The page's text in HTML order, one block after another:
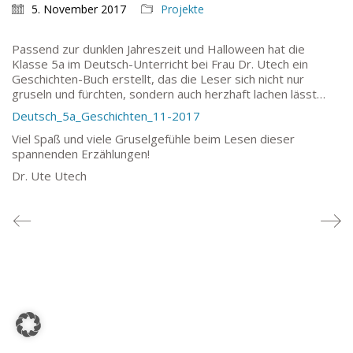
5. November 2017 Projekte
Passend zur dunklen Jahreszeit und Halloween hat die
Klasse 5a im Deutsch-Unterricht bei Frau Dr. Utech ein
Geschichten-Buch erstellt, das die Leser sich nicht nur
gruseln und fürchten, sondern auch herzhaft lachen lässt…
Deutsch_5a_Geschichten_11-2017
Viel Spaß und viele Gruselgefühle beim Lesen dieser
spannenden Erzählungen!
Dr. Ute Utech
TEL: 069-212-36869
SCHULLEITUNG
Schulleiterin:Dr. Ute Utech (OStD’n)
stellv. Schulleitung: nn
Studienleiter: Marco Penirschke (StD)
Erweiterte Schulleitung:
Anette Reifenberg (StD’n), Elke Heidl-Charmillon
© Goethe-Gymnasium 2025